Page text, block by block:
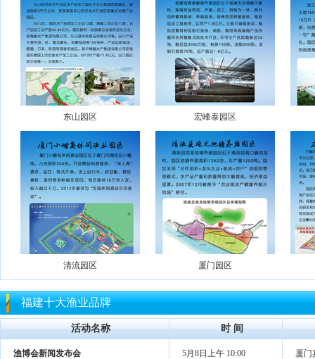
东山园区 宏峰泰园区
清流园区 厦门园区
福建十大渔业品牌
活动名称 时 间
渔博会新闻发布会 5月8日上午 10:00 厦门